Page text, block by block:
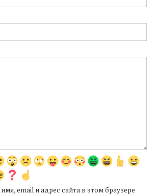
email и адрес сайта в этом браузере